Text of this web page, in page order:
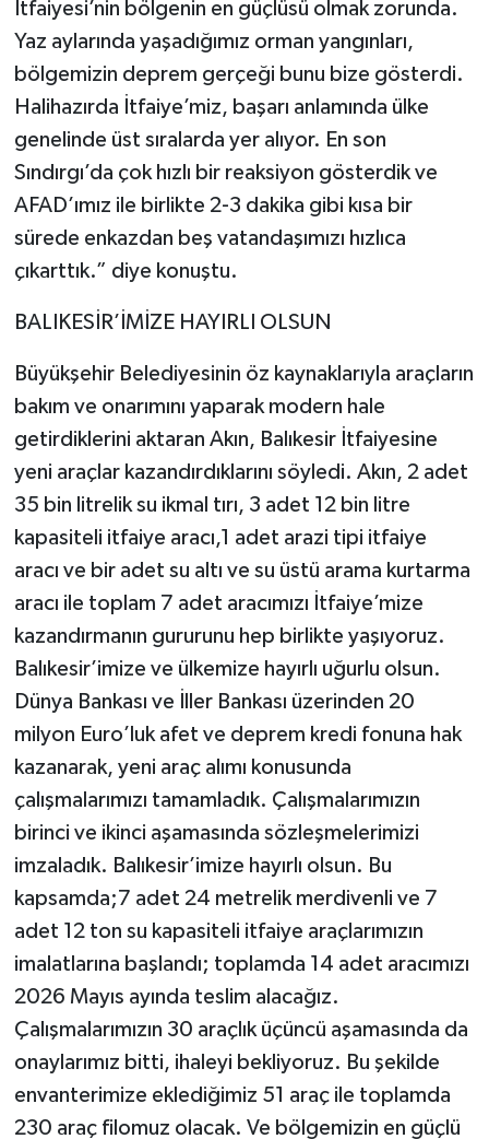
İtfaiyesi’nin bölgenin en güçlüsü olmak zorunda.
Yaz aylarında yaşadığımız orman yangınları,
bölgemizin deprem gerçeği bunu bize gösterdi.
Halihazırda İtfaiye’miz, başarı anlamında ülke
genelinde üst sıralarda yer alıyor. En son
Sındırgı’da çok hızlı bir reaksiyon gösterdik ve
AFAD’ımız ile birlikte 2-3 dakika gibi kısa bir
sürede enkazdan beş vatandaşımızı hızlıca
çıkarttık.” diye konuştu.
BALIKESİR’İMİZE HAYIRLI OLSUN
Büyükşehir Belediyesinin öz kaynaklarıyla araçların
bakım ve onarımını yaparak modern hale
getirdiklerini aktaran Akın, Balıkesir İtfaiyesine
yeni araçlar kazandırdıklarını söyledi. Akın, 2 adet
35 bin litrelik su ikmal tırı, 3 adet 12 bin litre
kapasiteli itfaiye aracı,1 adet arazi tipi itfaiye
aracı ve bir adet su altı ve su üstü arama kurtarma
aracı ile toplam 7 adet aracımızı İtfaiye’mize
kazandırmanın gururunu hep birlikte yaşıyoruz.
Balıkesir’imize ve ülkemize hayırlı uğurlu olsun.
Dünya Bankası ve İller Bankası üzerinden 20
milyon Euro’luk afet ve deprem kredi fonuna hak
kazanarak, yeni araç alımı konusunda
çalışmalarımızı tamamladık. Çalışmalarımızın
birinci ve ikinci aşamasında sözleşmelerimizi
imzaladık. Balıkesir’imize hayırlı olsun. Bu
kapsamda;7 adet 24 metrelik merdivenli ve 7
adet 12 ton su kapasiteli itfaiye araçlarımızın
imalatlarına başlandı; toplamda 14 adet aracımızı
2026 Mayıs ayında teslim alacağız.
Çalışmalarımızın 30 araçlık üçüncü aşamasında da
onaylarımız bitti, ihaleyi bekliyoruz. Bu şekilde
envanterimize eklediğimiz 51 araç ile toplamda
230 araç filomuz olacak. Ve bölgemizin en güçlü